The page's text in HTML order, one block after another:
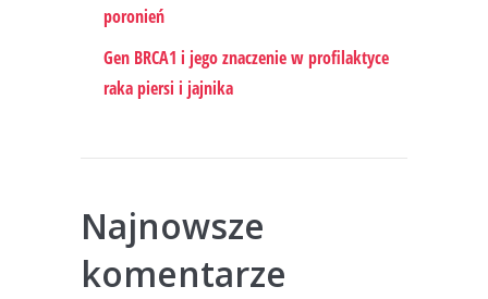
poronień
Gen BRCA1 i jego znaczenie w profilaktyce
raka piersi i jajnika
Najnowsze
komentarze